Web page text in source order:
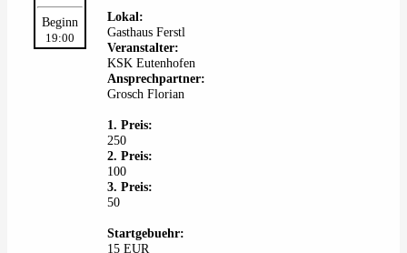
Beginn
19:00
Lokal:
Gasthaus Ferstl
Veranstalter:
KSK Eutenhofen
Ansprechpartner:
Grosch Florian
1. Preis:
250
2. Preis:
100
3. Preis:
50
Startgebuehr:
15 EUR